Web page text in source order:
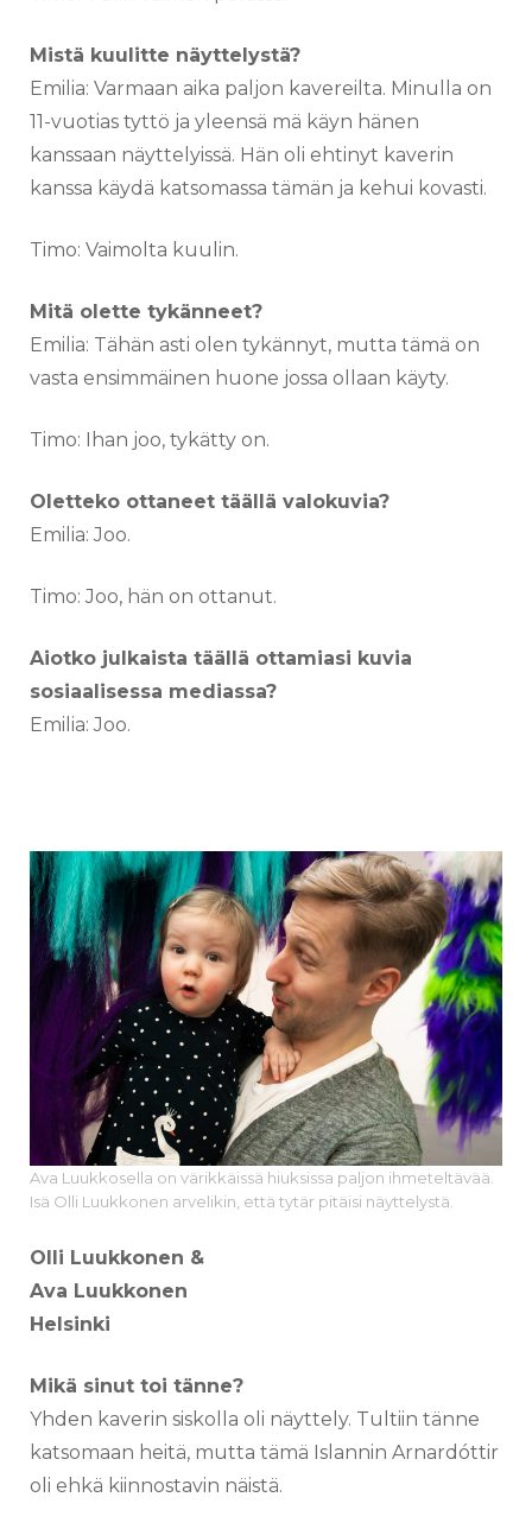
Mistä kuulitte näyttelystä?
Emilia: Varmaan aika paljon kavereilta. Minulla on
11-vuotias tyttö ja yleensä mä käyn hänen
kanssaan näyttelyissä. Hän oli ehtinyt kaverin
kanssa käydä katsomassa tämän ja kehui kovasti.
Timo: Vaimolta kuulin.
Mitä olette tykänneet?
Emilia: Tähän asti olen tykännyt, mutta tämä on
vasta ensimmäinen huone jossa ollaan käyty.
Timo: Ihan joo, tykätty on.
Oletteko ottaneet täällä valokuvia?
Emilia: Joo.
Timo: Joo, hän on ottanut.
Aiotko julkaista täällä ottamiasi kuvia
sosiaalisessa mediassa?
Emilia: Joo.
Ava Luukkosella on värikkäissä hiuksissa paljon ihmeteltävää.
Isä Olli Luukkonen arvelikin, että tytär pitäisi näyttelystä.
Olli Luukkonen &
Ava Luukkonen
Helsinki
Mikä sinut toi tänne?
Yhden kaverin siskolla oli näyttely. Tultiin tänne
katsomaan heitä, mutta tämä Islannin Arnardóttir
oli ehkä kiinnostavin näistä.